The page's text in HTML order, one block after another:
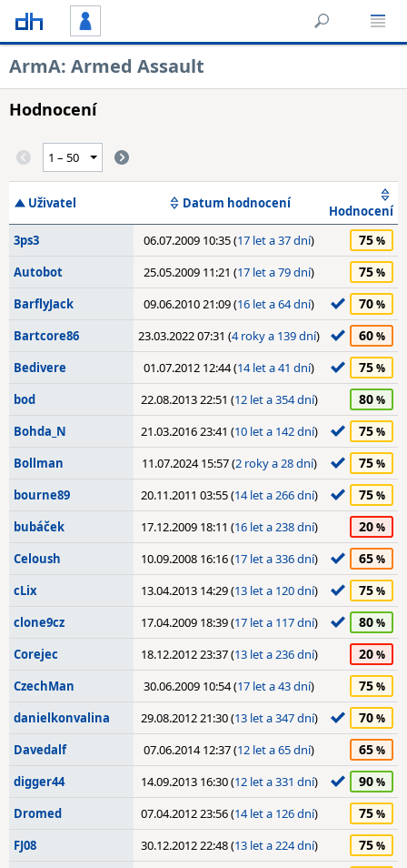
ArmA: Armed Assault
Hodnocení
Uživatel Datum hodnocení
Hodnocení
3ps3
06.07.2009 10:35 (17 let a 37 dní) 75
Autobot 25.05.2009 11:21 (17 let a 79 dní) 75
BarflyJack 09.06.2010 21:09 (16 let a 64 dní) 70
Bartcore86 23.03.2022 07:31 (4 roky a 139 dní) 60
Bedivere 01.07.2012 12:44 (14 let a 41 dní) 75
bod 22.08.2013 22:51 (12 let a 354 dní) 80
Bohda_N 21.03.2016 23:41 (10 let a 142 dní) 75
Bollman 11.07.2024 15:57 (2 roky a 28 dní) 75
bourne89 20.11.2011 03:55 (14 let a 266 dní) 75
bubáček 17.12.2009 18:11 (16 let a 238 dní) 20
Celoush 10.09.2008 16:16 (17 let a 336 dní) 65
cLix 13.04.2013 14:29 (13 let a 120 dní) 75
clone9cz 17.04.2009 18:39 (17 let a 117 dní) 80
Corejec 18.12.2012 23:37 (13 let a 236 dní) 20
CzechMan 30.06.2009 10:54 (17 let a 43 dní) 75
danielkonvalina 29.08.2012 21:30 (13 let a 347 dní) 70
Davedalf 07.06.2014 12:37 (12 let a 65 dní) 65
digger44 14.09.2013 16:30 (12 let a 331 dní) 90
Dromed 07.04.2012 23:56 (14 let a 126 dní) 75
FJ08 30.12.2012 22:48 (13 let a 224 dní) 75